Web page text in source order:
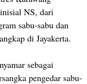
NS, dari
sabu-sabu dan
di Jayakerta.
sebagai
pengedar sabu-